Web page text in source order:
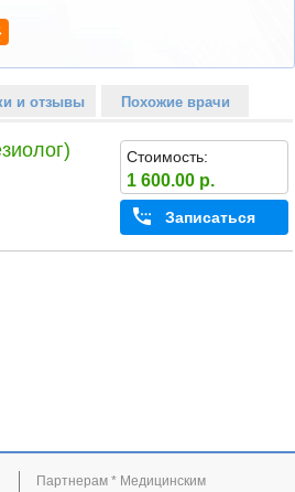
и отзывы Похожие врачи
Стоимость:
1 600.00 р.
Записаться
Партнерам * Медицинским